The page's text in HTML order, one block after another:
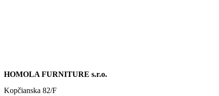
HOMOLA FURNITURE s.r.o.
Kopčianska 82/F